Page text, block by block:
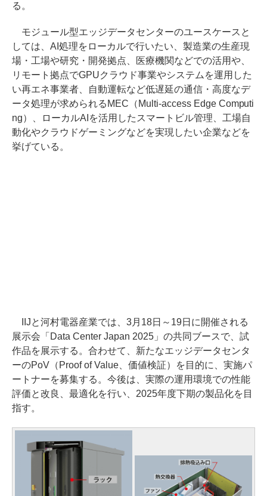
る。
モジュール型エッジデータセンターのユースケースと
しては、AI処理をローカルで行いたい、製造業の生産現
場・工場や研究・開発拠点、医療機関などでの活用や、
リモート拠点でGPUクラウド事業やシステムを運用した
い再エネ事業者、自動運転など低遅延の通信・高度なデ
ータ処理が求められるMEC（Multi-access Edge Computi
ng）、ローカルAIを活用したスマートビル管理、工場自
動化やクラウドゲーミングなどを実現したい企業などを
挙げている。
IIJと河村電器産業では、3月18日～19日に開催される
展示会「Data Center Japan 2025」の共同ブースで、試
作品を展示する。合わせて、新たなエッジデータセンタ
ーのPoV（Proof of Value、価値検証）を目的に、実施パ
ートナーを募集する。今後は、実際の運用環境での性能
評価と改良、最適化を行い、2025年度下期の製品化を目
指す。